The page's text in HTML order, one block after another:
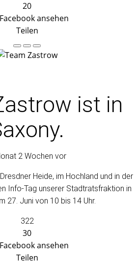
20
ansehen
Teilen
ist in
2 Wochen vor
Heide, im Hochland und in der
Info-Tag unserer Stadtratsfraktion in
27. Juni von 10 bis 14 Uhr.
322
30
ansehen
Teilen